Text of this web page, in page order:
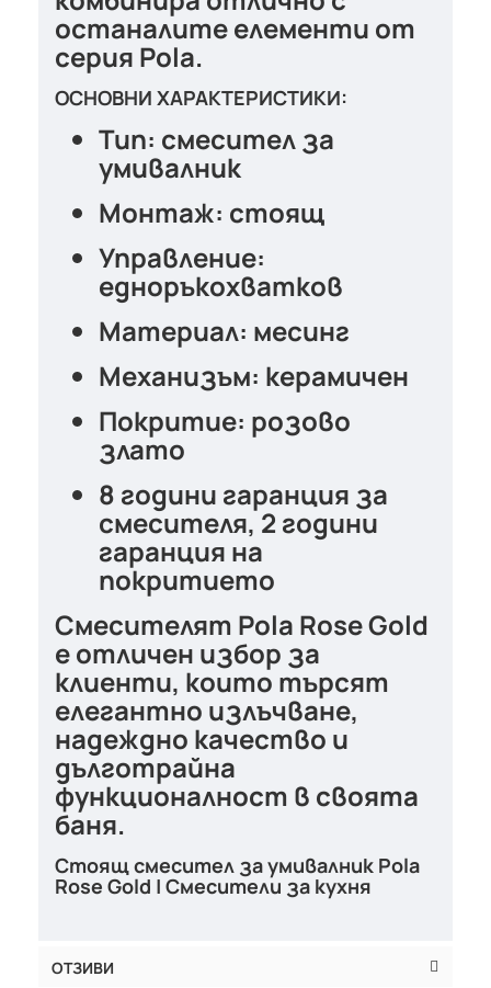
останалите елементи от
серия Pola.
ОСНОВНИ ХАРАКТЕРИСТИКИ:
Тип: смесител за
умивалник
Монтаж: стоящ
Управление:
едноръкохватков
Материал: месинг
Механизъм: керамичен
Покритие: розово
злато
8 години гаранция за
смесителя, 2 години
гаранция на
покритието
Смесителят Pola Rose Gold
е отличен избор за
клиенти, които търсят
елегантно излъчване,
надеждно качество и
дълготрайна
функционалност в своята
баня.
Стоящ смесител за умивалник Pola
Rose Gold | Смесители за кухня
ОТЗИВИ